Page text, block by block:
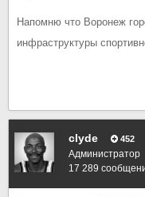
Напомню что Воронеж
инфраструктуры
clyde 452
Администратор
17 289